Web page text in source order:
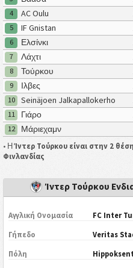
4
AC Oulu
5
IF Gnistan
6
Ελσίνκι
7
Λάχτι
8
Τούρκου
9
Ιλβες
10
Seinäjoen Jalkapallokerho
11
Γιάρο
12
Μάριεχαμν
• ΗΊντερ Τούρκου είναι στην 2
Φινλανδίας
Ίντερ Τούρκου
Αγγλική Ονομασία FC Inter
Γήπεδο Veritas
Πόλη